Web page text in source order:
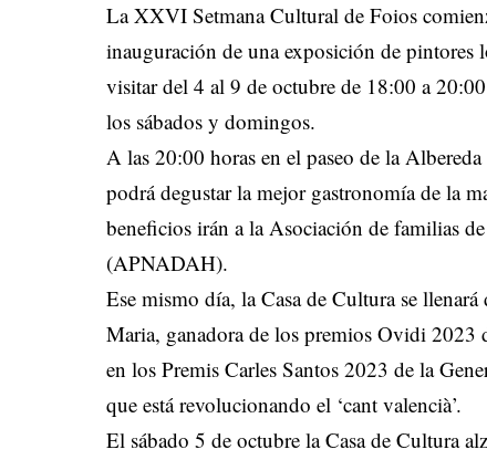
La XXVI Setmana Cultural de Foios
inauguración de una exposición de pintores
visitar del 4 al 9 de octubre de 18:00 a
los sábados y domingos.
A las 20:00 horas en el paseo de la
podrá degustar la mejor gastronomía de la
beneficios irán a la Asociación de familias
(APNADAH).
Ese mismo día, la Casa de Cultura se
Maria, ganadora de los premios Ovidi 2023
en los Premis Carles Santos 2023 de la
que está revolucionando el ‘cant valencià’.
El sábado 5 de octubre la Casa de Cultura